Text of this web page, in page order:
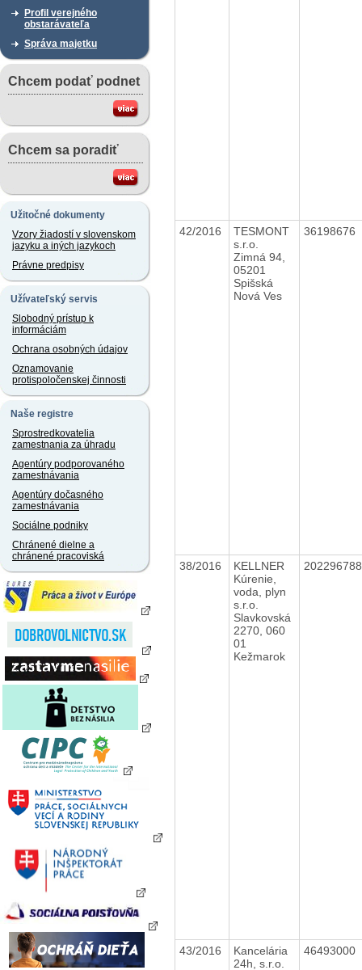
Profil verejného
obstarávateľa
Správa majetku
Chcem podať podnet
Chcem sa poradiť
Užitočné dokumenty
Vzory žiadostí v slovenskom
jazyku a iných jazykoch
Právne predpisy
Užívateľský servis
Slobodný prístup k
informáciám
Ochrana osobných údajov
Oznamovanie
protispoločenskej činnosti
Naše registre
Sprostredkovatelia
zamestnania za úhradu
Agentúry podporovaného
zamestnávania
Agentúry dočasného
zamestnávania
Sociálne podniky
Chránené dielne a
chránené pracoviská
42/2016
TESMONT
s.r.o.
Zimná 94,
05201
Spišská
Nová Ves
36198676
38/2016
KELLNER
Kúrenie,
voda, plyn
s.r.o.
Slavkovská
2270, 060
01
Kežmarok
43/2016
Kancelária
24h, s.r.o.
46493000